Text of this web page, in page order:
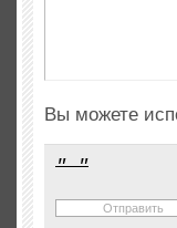
Вы можете